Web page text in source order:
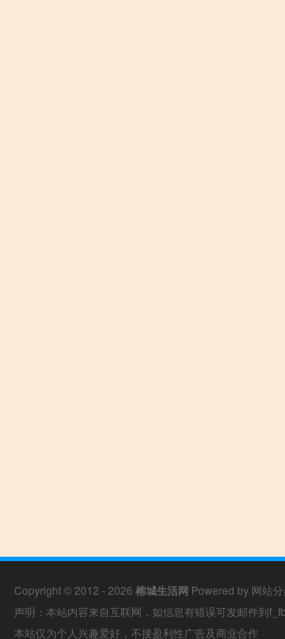
Copyright © 2012 - 2026 榕城生活网 Powered by 网站
声明：本站内容来自互联网，如信息有错误可发邮件到
本站仅为个人兴趣爱好，不接盈利性广告及商业合作